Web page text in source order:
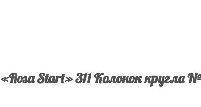
Start» 311 Колонок кругла